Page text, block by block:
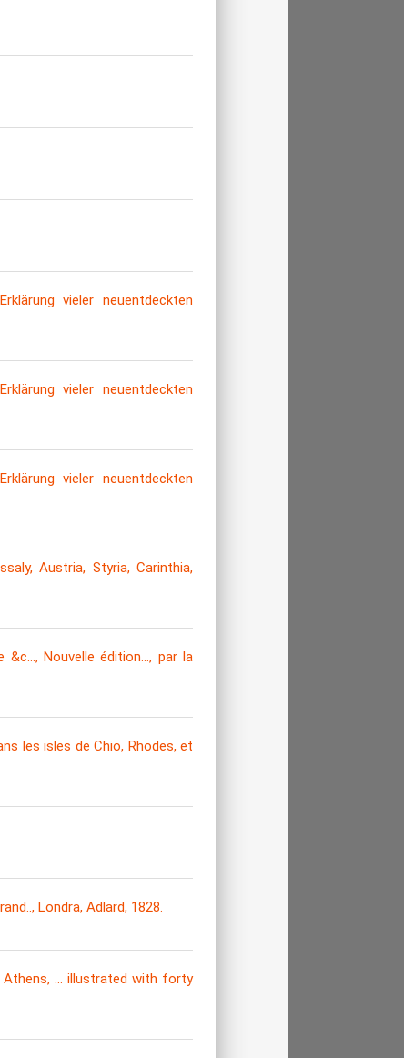
vieler neuentdeckten
vieler neuentdeckten
vieler neuentdeckten
Austria, Styria, Carinthia,
&c…, Nouvelle édition…, par la
les isles de Chio, Rhodes, et
Londra, Adlard, 1828.
Athens, … illustrated with forty